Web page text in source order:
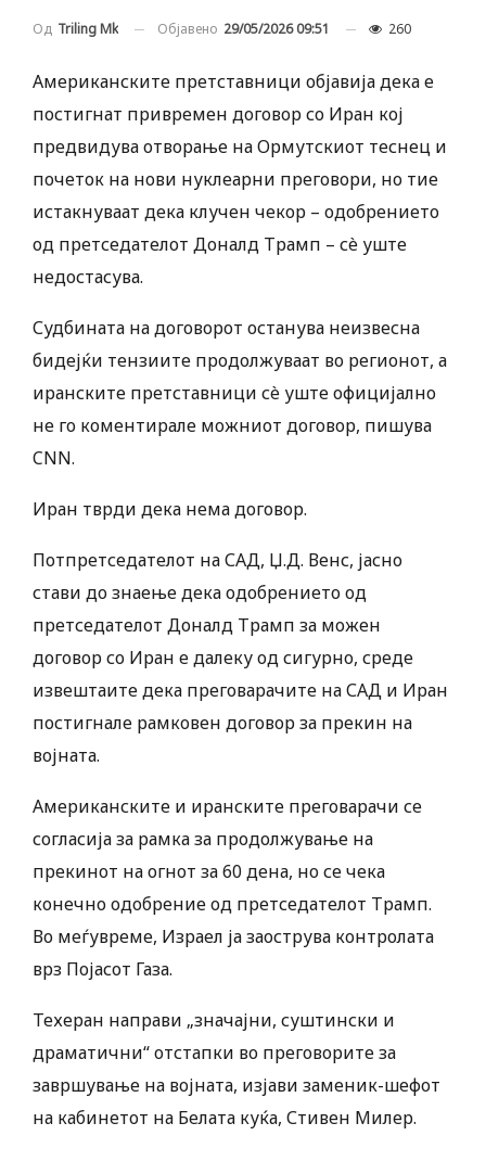
Од Triling Mk Објавено 29/05/2026 09:51 260
Американските претставници објавија дека е
постигнат привремен договор со Иран кој
предвидува отворање на Ормутскиот теснец и
почеток на нови нуклеарни преговори, но тие
истакнуваат дека клучен чекор – одобрението
од претседателот Доналд Трамп – сè уште
недостасува.
Судбината на договорот останува неизвесна
бидејќи тензиите продолжуваат во регионот, а
иранските претставници сè уште официјално
не го коментирале можниот договор, пишува
CNN.
Иран тврди дека нема договор.
Потпретседателот на САД, Џ.Д. Венс, јасно
стави до знаење дека одобрението од
претседателот Доналд Трамп за можен
договор со Иран е далеку од сигурно, среде
извештаите дека преговарачите на САД и Иран
постигнале рамковен договор за прекин на
војната.
Американските и иранските преговарачи се
согласија за рамка за продолжување на
прекинот на огнот за 60 дена, но се чека
конечно одобрение од претседателот Трамп.
Во меѓувреме, Израел ја заострува контролата
врз Појасот Газа.
Техеран направи „значајни, суштински и
драматични“ отстапки во преговорите за
завршување на војната, изјави заменик-шефот
на кабинетот на Белата куќа, Стивен Милер.